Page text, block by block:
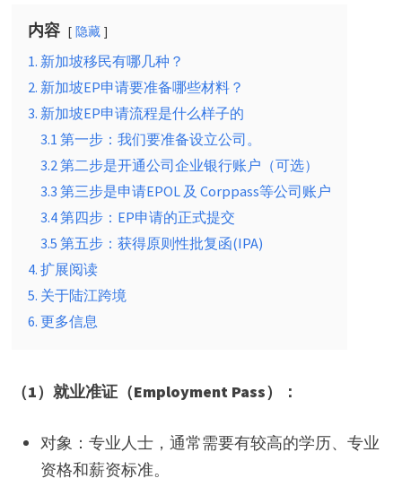
内容 隐藏
1. 新加坡移民有哪几种？
2. 新加坡EP申请要准备哪些材料？
3. 新加坡EP申请流程是什么样子的
3.1 第一步：我们要准备设立公司。
3.2 第二步是开通公司企业银行账户（可选）
3.3 第三步是申请EPOL 及 Corppass等公司账户
3.4 第四步：EP申请的正式提交
3.5 第五步：获得原则性批复函(IPA)
4. 扩展阅读
5. 关于陆江跨境
6. 更多信息
（1）就业准证（Employment Pass）：
对象：专业人士，通常需要有较高的学历、专业
资格和薪资标准。